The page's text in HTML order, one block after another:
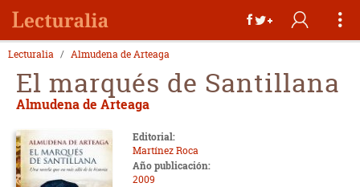
Lecturalia Almudena de Arteaga
El marqués de Santillana
Almudena de Arteaga
Editorial:
Martínez Roca
Año publicación:
2009